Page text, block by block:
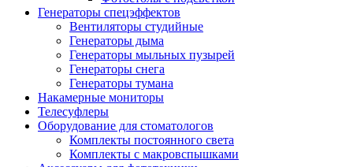
Генераторы спецэффектов
Вентиляторы студийные
Генераторы дыма
Генераторы мыльных пузырей
Генераторы снега
Генераторы тумана
Накамерные мониторы
Телесуфлеры
Оборудование для стоматологов
Комплекты постоянного света
Комплекты с макровспышками